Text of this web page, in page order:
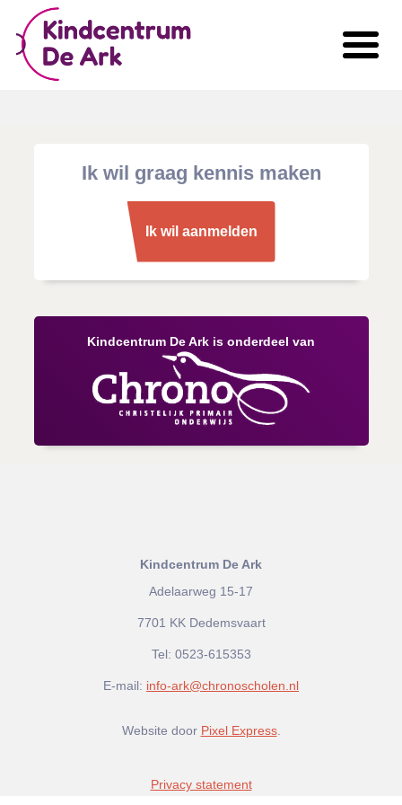
Ik wil graag kennis maken
Ik wil aanmelden
Kindcentrum De Ark is onderdeel van
Kindcentrum De Ark
Adelaarweg 15-17
7701 KK Dedemsvaart
Tel: 0523-615353
E-mail: info-ark@chronoscholen.nl
Website door Pixel Express.
Privacy statement